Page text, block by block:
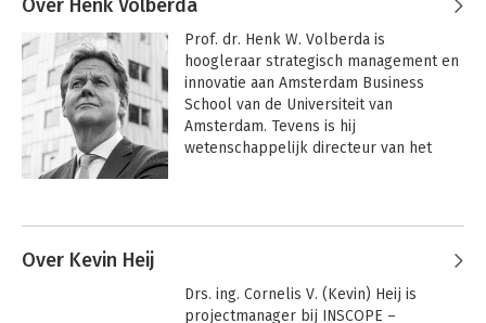
Over Henk Volberda
Prof. dr. Henk W. Volberda is
hoogleraar strategisch management en
innovatie aan Amsterdam Business
School van de Universiteit van
Amsterdam. Tevens is hij
wetenschappelijk directeur van het
'Building the flexible firm: how to
Over Kevin Heij
Drs. ing. Cornelis V. (Kevin) Heij is
projectmanager bij INSCOPE –